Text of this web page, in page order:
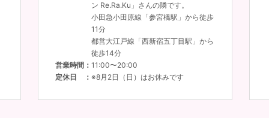
ン Re.Ra.Ku」さんの隣です。
小田急小田原線「参宮橋駅」から徒歩
11分
都営大江戸線「西新宿五丁目駅」から
徒歩14分
営業時間
11:00〜20:00
定休日
※8月2日（日）はお休みです